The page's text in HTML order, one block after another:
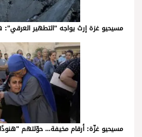
مسيحيو غزة إرث يواجه "التطهير العرقي":
مسيحيو غزّة: أرقام مخيفة... حوّلتهم